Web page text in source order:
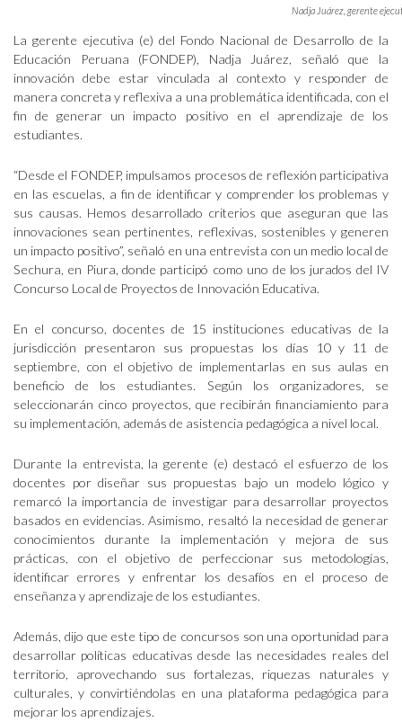
Nadja Juárez, gerente
La gerente ejecutiva (e) del Fondo Nacional de Desarrollo de la
Educación Peruana (FONDEP), Nadja Juárez, señaló que la
innovación debe estar vinculada al contexto y responder de
manera concreta y reflexiva a una problemática identificada, con el
fin de generar un impacto positivo en el aprendizaje de los
estudiantes.
“Desde el FONDEP, impulsamos procesos de reflexión participativa
en las escuelas, a fin de identificar y comprender los problemas y
sus causas. Hemos desarrollado criterios que aseguran que las
innovaciones sean pertinentes, reflexivas, sostenibles y generen
un impacto positivo”, señaló en una entrevista con un medio local de
Sechura, en Piura, donde participó como uno de los jurados del IV
Concurso Local de Proyectos de Innovación Educativa.
En el concurso, docentes de 15 instituciones educativas de la
jurisdicción presentaron sus propuestas los días 10 y 11 de
septiembre, con el objetivo de implementarlas en sus aulas en
beneficio de los estudiantes. Según los organizadores, se
seleccionarán cinco proyectos, que recibirán financiamiento para
su implementación, además de asistencia pedagógica a nivel local.
Durante la entrevista, la gerente (e) destacó el esfuerzo de los
docentes por diseñar sus propuestas bajo un modelo lógico y
remarcó la importancia de investigar para desarrollar proyectos
basados en evidencias. Asimismo, resaltó la necesidad de generar
conocimientos durante la implementación y mejora de sus
prácticas, con el objetivo de perfeccionar sus metodologías,
identificar errores y enfrentar los desafíos en el proceso de
enseñanza y aprendizaje de los estudiantes.
Además, dijo que este tipo de concursos son una oportunidad para
desarrollar políticas educativas desde las necesidades reales del
territorio, aprovechando sus fortalezas, riquezas naturales y
culturales, y convirtiéndolas en una plataforma pedagógica para
mejorar los aprendizajes.